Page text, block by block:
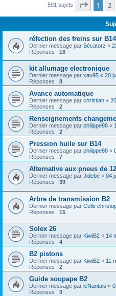
591 sujets Page 1
1 2
réfection des freins sur
Dernier message par Bécatorz «
Réponses : 16
kit allumage electronique
Dernier message par xav95 « 20
Réponses : 8
Avance automatique
Dernier message par christian «
Réponses : 2
Renseignements
Dernier message par philippe88 «
Réponses : 2
Pression huile sur B14
Dernier message par philippe88 «
Réponses : 7
Alternative aux pneus de
Dernier message par Jidebe « 04
Réponses : 39
Arbre de transmission B2
Dernier message par Celle
Réponses : 15
Solex 26
Dernier message par KiwiB2 « 14
Réponses : 4
B2 pistons
Dernier message par KiwiB2 « 11
Réponses : 2
Guide soupape B2
Dernier message par leNantais «
Réponses : 9